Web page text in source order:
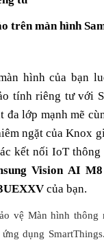
trên màn hình
hình của bạn
tính riêng tư với
đa lớp mạnh mẽ
ngặt của Knox
kết nối IoT thông
Vision AI
của bạn.
vệ Màn hình thông
dụng